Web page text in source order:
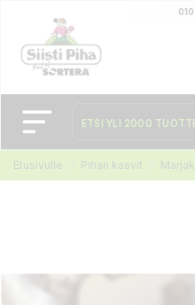
Etusivulle Pihan kasvit